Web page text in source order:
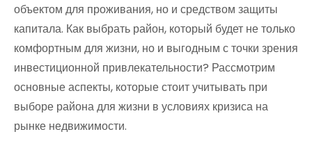
объектом для проживания, но и средством защиты
капитала. Как выбрать район, который будет не только
комфортным для жизни, но и выгодным с точки зрения
инвестиционной привлекательности? Рассмотрим
основные аспекты, которые стоит учитывать при
выборе района для жизни в условиях кризиса на
рынке недвижимости.